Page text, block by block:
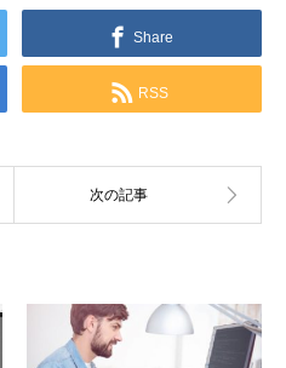
Share
RSS